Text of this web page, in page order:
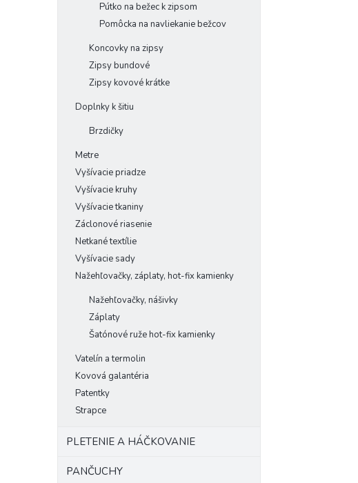
Pútko na bežec k zipsom
Pomôcka na navliekanie bežcov
Koncovky na zipsy
Zipsy bundové
Zipsy kovové krátke
Doplnky k šitiu
Brzdičky
Metre
Vyšívacie priadze
Vyšívacie kruhy
Vyšívacie tkaniny
Záclonové riasenie
Netkané textílie
Vyšívacie sady
Nažehľovačky, záplaty, hot-fix kamienky
Nažehľovačky, nášivky
Záplaty
Šatónové ruže hot-fix kamienky
Vatelín a termolin
Kovová galantéria
Patentky
Strapce
PLETENIE A HÁČKOVANIE
PANČUCHY